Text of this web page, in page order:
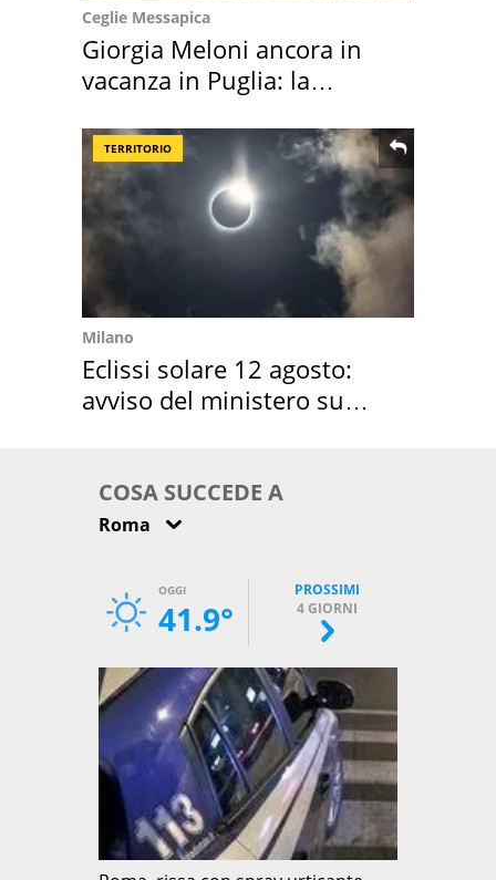
Ceglie Messapica
Giorgia Meloni ancora in
vacanza in Puglia: la
TERRITORIO
Milano
Eclissi solare 12 agosto:
avviso del ministero su